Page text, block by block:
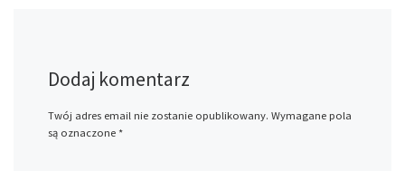
Dodaj komentarz
Twój adres email nie zostanie opublikowany. Wymagane pola
są oznaczone *